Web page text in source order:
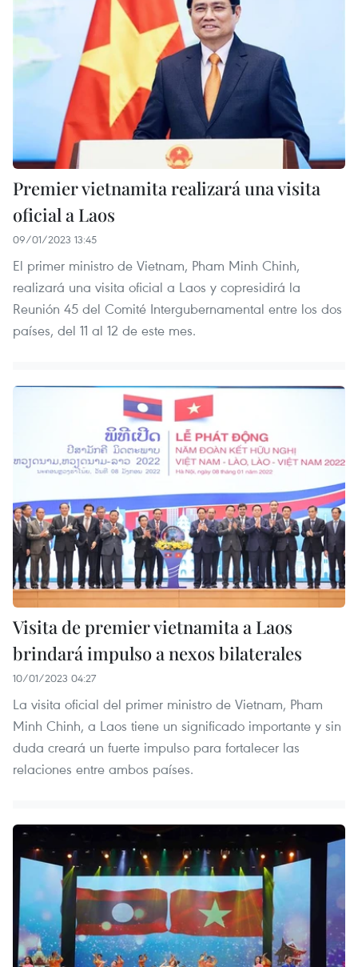
Premier vietnamita realizará una visita
oficial a Laos
09/01/2023 13:45
El primer ministro de Vietnam, Pham Minh Chinh,
realizará una visita oficial a Laos y copresidirá la
Reunión 45 del Comité Intergubernamental entre los dos
países, del 11 al 12 de este mes.
Visita de premier vietnamita a Laos
brindará impulso a nexos bilaterales
10/01/2023 04:27
La visita oficial del primer ministro de Vietnam, Pham
Minh Chinh, a Laos tiene un significado importante y sin
duda creará un fuerte impulso para fortalecer las
relaciones entre ambos países.